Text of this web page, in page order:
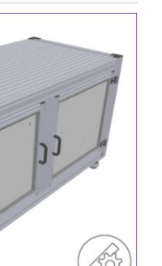
para robot con